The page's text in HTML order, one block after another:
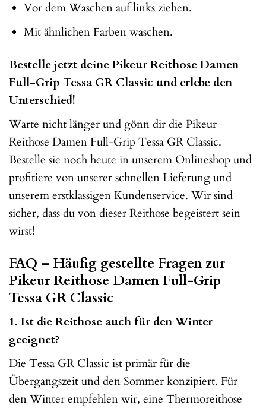
Vor dem Waschen auf links ziehen.
Mit ähnlichen Farben waschen.
Bestelle jetzt deine Pikeur Reithose Damen
Full-Grip Tessa GR Classic und erlebe den
Unterschied!
Warte nicht länger und gönn dir die Pikeur
Reithose Damen Full-Grip Tessa GR Classic.
Bestelle sie noch heute in unserem Onlineshop und
profitiere von unserer schnellen Lieferung und
unserem erstklassigen Kundenservice. Wir sind
sicher, dass du von dieser Reithose begeistert sein
wirst!
FAQ – Häufig gestellte Fragen zur
Pikeur Reithose Damen Full-Grip
Tessa GR Classic
1. Ist die Reithose auch für den Winter
geeignet?
Die Tessa GR Classic ist primär für die
Übergangszeit und den Sommer konzipiert. Für
den Winter empfehlen wir, eine Thermoreithose